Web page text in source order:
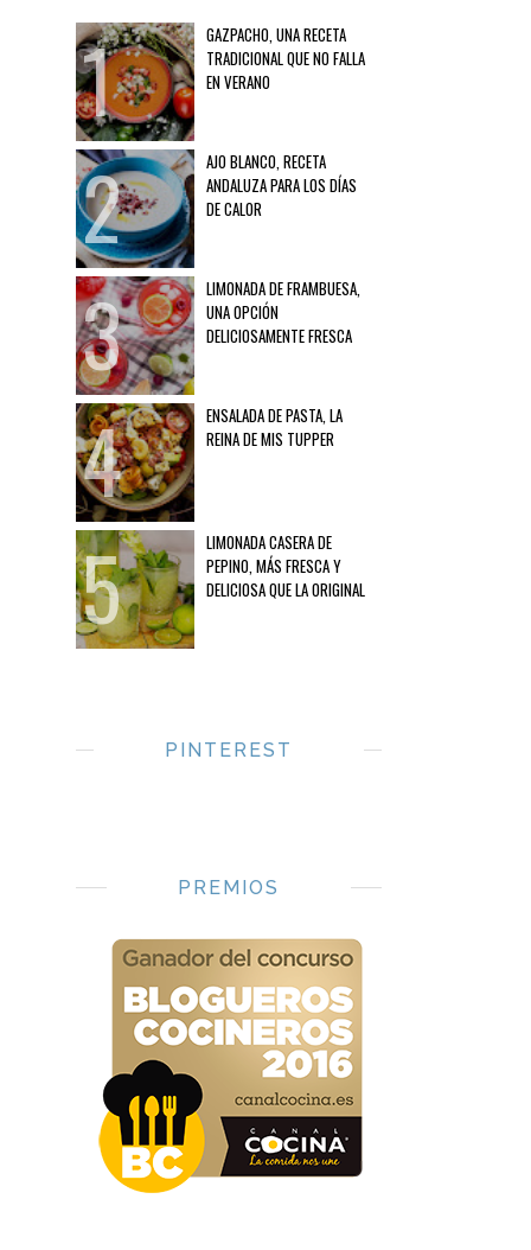
GAZPACHO, UNA RECETA
TRADICIONAL QUE NO FALLA
EN VERANO
AJO BLANCO, RECETA
ANDALUZA PARA LOS DÍAS
DE CALOR
LIMONADA DE FRAMBUESA,
UNA OPCIÓN
DELICIOSAMENTE FRESCA
ENSALADA DE PASTA, LA
REINA DE MIS TUPPER
LIMONADA CASERA DE
PEPINO, MÁS FRESCA Y
DELICIOSA QUE LA ORIGINAL
PINTEREST
PREMIOS